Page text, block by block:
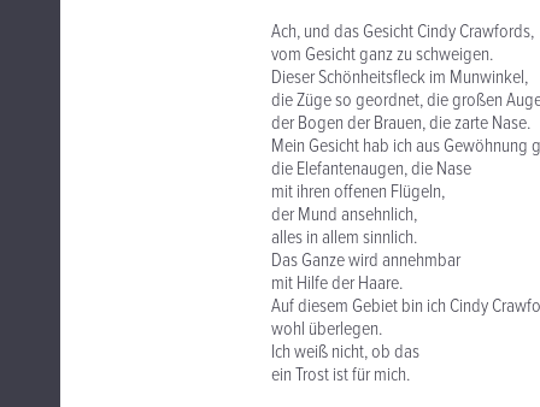
Ach, und das Gesicht Cindy Crawfords,
vom Gesicht ganz zu schweigen.
Dieser Schönheitsfleck im Munwinkel,
die Züge so geordnet, die großen
der Bogen der Brauen, die zarte Nase.
Mein Gesicht hab ich aus Gewöhnung
die Elefantenaugen, die Nase
mit ihren offenen Flügeln,
der Mund ansehnlich,
alles in allem sinnlich.
Das Ganze wird annehmbar
mit Hilfe der Haare.
Auf diesem Gebiet bin ich Cindy
wohl überlegen.
Ich weiß nicht, ob das
ein Trost ist für mich.